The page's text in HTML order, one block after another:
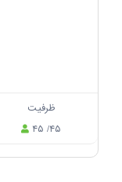
ظرفیت
۴۵ /۴۵